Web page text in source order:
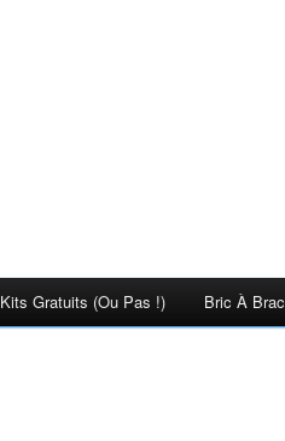
Kits Gratuits (ou Pas !) Bric À Brac